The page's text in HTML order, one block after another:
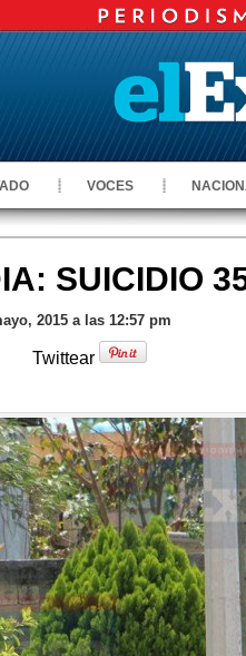
VOCES
SUICIDIO
2015 a las 12:57 pm
Twittear